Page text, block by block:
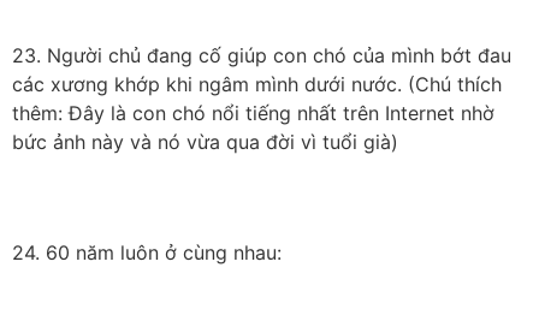
23. Người chủ đang cố giúp con chó của mình bớt đau
các xương khớp khi ngâm mình dưới nước. (Chú thích
thêm: Đây là con chó nổi tiếng nhất trên Internet nhờ
bức ảnh này và nó vừa qua đời vì tuổi già)
24. 60 năm luôn ở cùng nhau: